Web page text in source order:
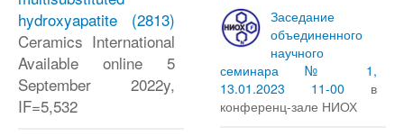
hydroxyapatite (2813)
Ceramics International
Available online 5
September 2022y,
IF=5,532
Заседание
объединенного
научного
семинара № 1,
13.01.2023 11-00 в
конференц-зале НИОХ